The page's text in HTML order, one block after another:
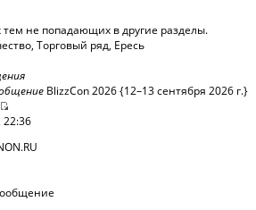
не попадающих в другие разделы.
, Торговый ряд, Ересь
BlizzCon 2026 {12–13 сентября 2026 г.}